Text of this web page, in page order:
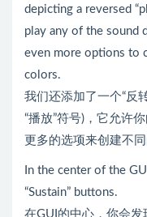
depicting a reversed
play any of the sound
even more options to
colors.
我们还添加了一个“反
“播放”符号)，它允许
更多的选项来创建不
In the center of the
“Sustain” buttons.
在GUI的中心，你会发